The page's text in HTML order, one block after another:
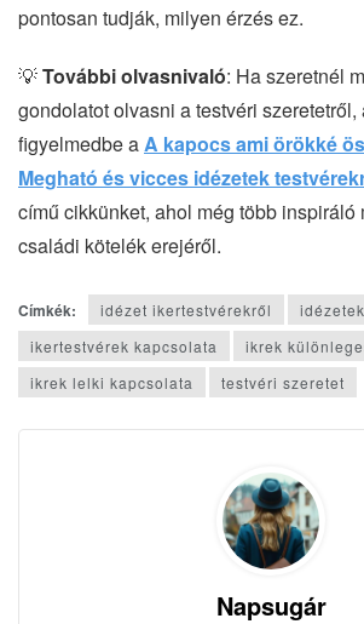
pontosan tudják, milyen érzés ez.
💡További olvasnivaló: Ha szeretnél
gondolatot olvasni a testvéri szeretetről,
figyelmedbe aA kapocs ami örökké
Megható és vicces idézetek
című cikkünket, ahol még több inspiráló
családi kötelék erejéről.
Címkék: idézet ikertestvérekről idézetek
ikertestvérek kapcsolata
ikrek
ikrek lelki kapcsolata
testvéri szeretet
Napsugár